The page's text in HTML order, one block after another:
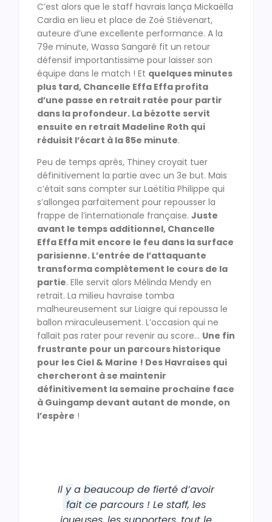
C’est alors que le staff havrais lança Mickaëlla
Cardia en lieu et place de Zoë Stiévenart,
auteure d’une excellente performance. A la
79e minute, Wassa Sangaré fit un retour
défensif importantissime pour laisser son
équipe dans le match ! Et quelques minutes
plus tard, Chancelle Effa Effa profita
d’une passe en retrait ratée pour partir
dans la profondeur. La bézotte servit
ensuite en retrait Madeline Roth qui
réduisit l’écart à la 85e minute.
Peu de temps après, Thiney croyait tuer
définitivement la partie avec un 3e but. Mais
c’était sans compter sur Laëtitia Philippe qui
s’allongea parfaitement pour repousser la
frappe de l’internationale française. Juste
avant le temps additionnel, Chancelle
Effa Effa mit encore le feu dans la surface
parisienne. L’entrée de l’attaquante
transforma complètement le cours de la
partie. Elle servit alors Mélinda Mendy en
retrait. La milieu havraise tomba
malheureusement sur Liaigre qui repoussa le
ballon miraculeusement. L’occasion qui ne
fallait pas rater pour revenir au score… Une fin
frustrante pour un parcours historique
pour les Ciel & Marine ! Des Havraises qui
chercheront à se maintenir
définitivement la semaine prochaine face
à Guingamp devant autant de monde, on
l’espère !
Il y a beaucoup de fierté d’avoir
fait ce parcours ! Le staff, les